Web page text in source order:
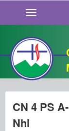
GIỚI THIỆU
TIN TỨC
SỐNG
CHUYỆN
QUÁN
THƯ GIÃN
CN 4 PS
Nhi